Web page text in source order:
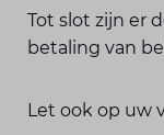
Tot slot zijn er
betaling van
Let ook op uw